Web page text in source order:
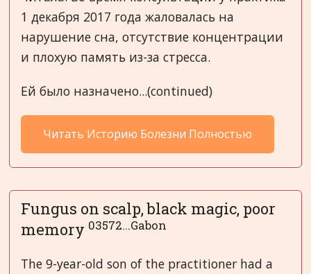
1 декабря 2017 года жаловалась на
нарушение сна, отсутствие концентрации
и плохую память из-за стресса.
Ей было назначено...(continued)
Читать Историю Болезни Полностью
Fungus on scalp, black magic, poor
memory 03572...Gabon
The 9-year-old son of the practitioner had a